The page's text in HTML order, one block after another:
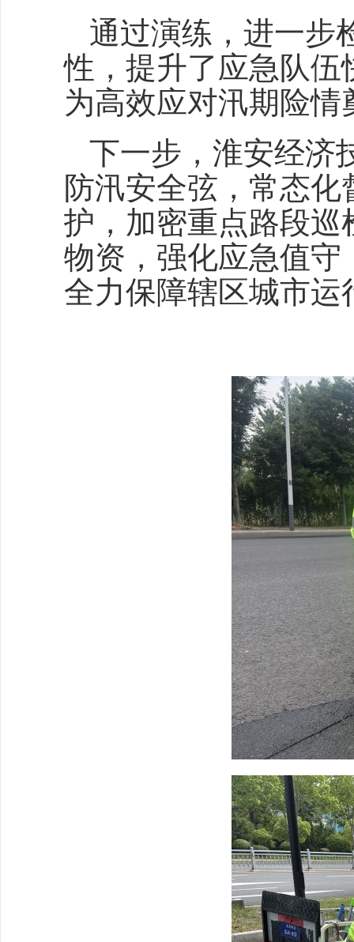
通过演练，进一步
性，提升了应急队
为高效应对汛期险情
下一步，淮安经济
防汛安全弦，常态
护，加密重点路段
物资，强化应急值
全力保障辖区城市